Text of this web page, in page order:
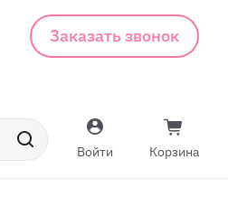
Заказать звонок
Войти Корзина